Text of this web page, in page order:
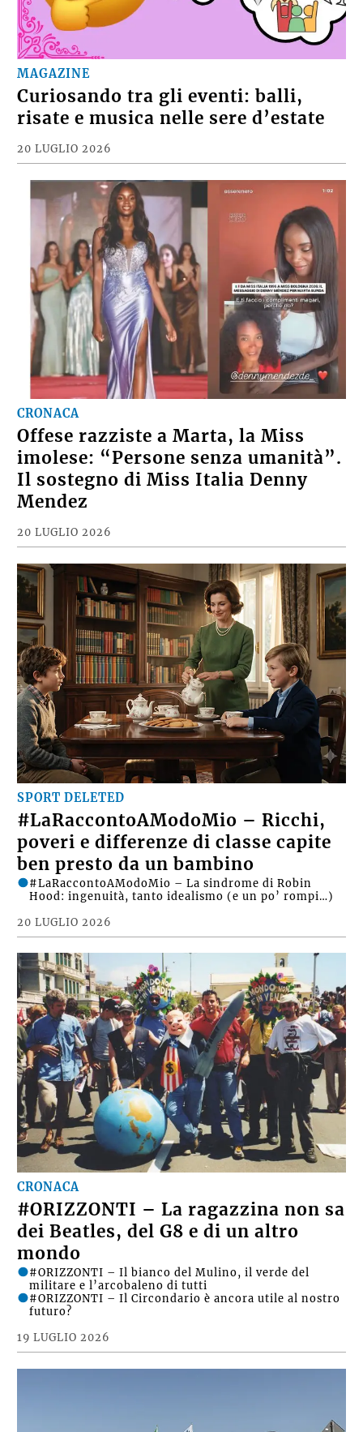
MAGAZINE
risate e musica nelle sere d’estate
20 LUGLIO 2026
CRONACA
Offese razziste a Marta, la Miss
imolese: “Persone senza umanità”.
Mendez
20 LUGLIO 2026
SPORT DELETED
#LaRaccontoAModoMio – Ricchi,
poveri e differenze di classe capite
ben presto da un bambino
20 LUGLIO 2026
#LaRaccontoAModoMio – La sindrome di Robin
Hood: ingenuità, tanto idealismo (e un po’ rompi…)
CRONACA
#ORIZZONTI – La ragazzina non sa
dei Beatles, del G8 e di un altro
mondo
#ORIZZONTI – Il bianco del Mulino, il verde del
#ORIZZONTI – Il Circondario è ancora utile al nostro
futuro?